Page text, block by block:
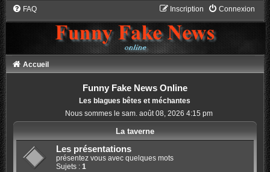
FAQ Connexion
Inscription
Accueil
Funny Fake News Online
Les blagues bêtes et méchantes
Nous sommes le sam. août 08, 2026 4:15 pm
La taverne
Les présentations
présentez vous avec quelques mots
Sujets : 1